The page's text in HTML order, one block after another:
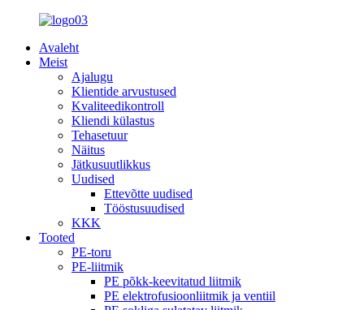
Avaleht
Meist
Ajalugu
Klientide arvustused
Kvaliteedikontroll
Kliendi külastus
Tehasetuur
Näitus
Jätkusuutlikkus
Uudised
Ettevõtte uudised
Tööstusuudised
KKK
Tooted
PE-toru
PE-liitmik
PE põkk-keevitatud liitmik
PE elektrofusioonliitmik ja ventiil